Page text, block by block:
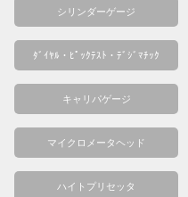
シリンダーゲージ
ﾀﾞｲﾔﾙ・ﾋﾟｯｸﾃｽﾄ・ﾃﾞｼﾞﾏﾁｯｸ
キャリパゲージ
マイクロメータヘッド
ハイトプリセッタ